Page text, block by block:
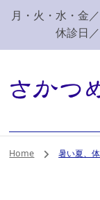
月・火・水・
休診日
新潟
腰痛
鍼灸院へ。みなさ
Home 暑い夏、